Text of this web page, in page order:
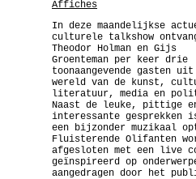
Affiches
In deze maandelijkse
culturele talkshow
Theodor Holman en Gijs
Groenteman per keer drie
toonaangevende gasten
wereld van de kunst,
literatuur, media en
Naast de leuke, pittige
interessante gesprekken
een bijzonder muzikaal
Fluisterende Olifanten
afgesloten met een live
geïnspireerd op
aangedragen door het